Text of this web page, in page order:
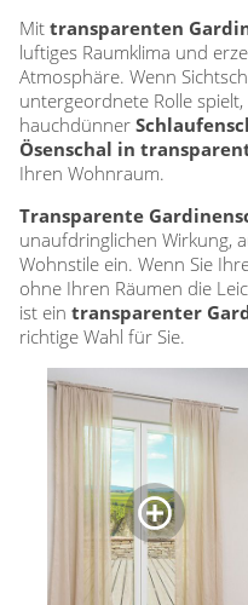
Faltstores in
Wabenplissees
Verdunklungsplissees
Sonnenschutzplissees
Outdoor-Plissees
gemusterte Plissees
günstige Plissees
Plissee Modelle
Plissee Befestigungen
Plissee Messanleitung
Plissee
Zubehör / Ersatzteile
Rollos nach Maß
Rollos in
Thermo Rollo
Doppelrollo
Rollos günstig
Rollo Kinderzimmer
Bambusrollo nach
Bambusrollo in
Dachfenster Rollo
Raffrollo
Raffrollo Maß
Zubehör / Ersatzteile
Flächenvorhang
Flächenvorhang
Standard
Scheibengardinen
Scheibengardinen in
Größen
Lamellenvorhang
Lamellen nach Maß
Ausstattung / Details
Individual Druck
Messanleitung
Lamellen Ersatzteile &
Jalousien
günstige Jalousien in
Standardgrößen
Messanleitung
Befestigung
Tischdecke
Markisenstoff
Markisenstoffe nach
Balkon Sichtschutz
Balkonbespannung
Konfigurator
Sonnensegel
Outdoor-Plissees
Gardinen
Mit transparenten
luftiges Raumklima und
Atmosphäre. Wenn
untergeordnete Rolle
hauchdünner
Ösenschal in
Ihren Wohnraum.
Transparente
unaufdringlichen Wirkung,
Wohnstile ein. Wenn Sie
ohne Ihren Räumen die
ist ein transparenter
richtige Wahl für Sie.